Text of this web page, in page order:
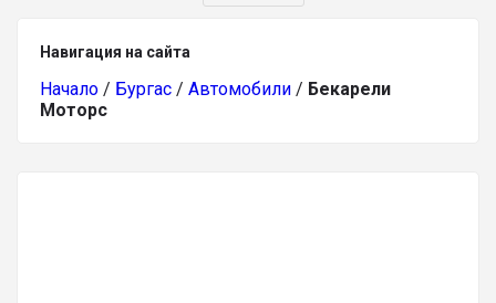
Навигация на сайта
Начало / Бургас / Автомобили / Бекарели
Моторс